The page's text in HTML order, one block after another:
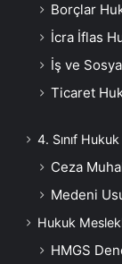
Borçlar
İcra İflas
İş ve
Ticaret
4. Sınıf
Ceza
Medeni
Hukuk
HMGS